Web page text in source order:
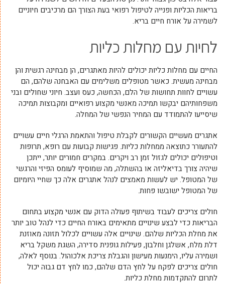
בריאות הכליות ופנייה לטיפול רפואי בעת הצורך הם מרכיבים חיוניים
לשמירה על אורח חיים בריא.
לחיות עם מחלות כליות
החיים עם מחלות כליות יכולים להיות מאתגרים, הן מבחינה רגשית והן
מבחינה מעשית. כאשר מטופלים משלימים עם האבחנה שלהם, הם
עשויים לחוות תחושות של הלם, הכחשה, כעס ועצב. חיוני שחולים ובני
משפחותיהם יבקשו תמיכה מאנשי מקצוע רפואיים ומקבוצות תמיכה
שיסייעו להתמודד עם המחיר הנפשי של המחלה.
אתגרים מעשיים הקשורים לקבלת טיפול והתאמת הרגלי חיים עשויים
להתעורר כתוצאה ממחלות כליות. פגישות קבועות עם רופא, תרופות
וטיפולים יכולים לגזול זמן רב ויקרים. במקרים חמורים יותר, ייתכן
שיהיה צורך בדיאליזה או בהשתלה, מה שמוסיף לעומס הפיזי והרגשי
של המטופל. יש לעשות מאמצים לנהל אתגרים אלה כך שחיי היומיום
של המטופל ישובשו פחות.
חולים צריכים לעבוד בשיתוף פעולה הדוק עם אנשי מקצוע בתחום
הבריאות כדי לבצע שינויים מתאימים באורח החיים כדי לנהל טוב יותר
את מחלת הכליות שלהם. שינויים אלה עשויים לכלול תזונה מאוזנת
דלת מלח, אשלגן וחלבון, פעילות גופנית סדירה, השגת משקל בריא
ושמירה עליו, הימנעות מעישון והגבלת צריכת אלכוהול. בנוסף לאלה,
חולים צריכים לפקח על לחץ הדם שלהם, כמו לחץ דם גבוה יכול
לתרום להתקדמות מחלת כליות.